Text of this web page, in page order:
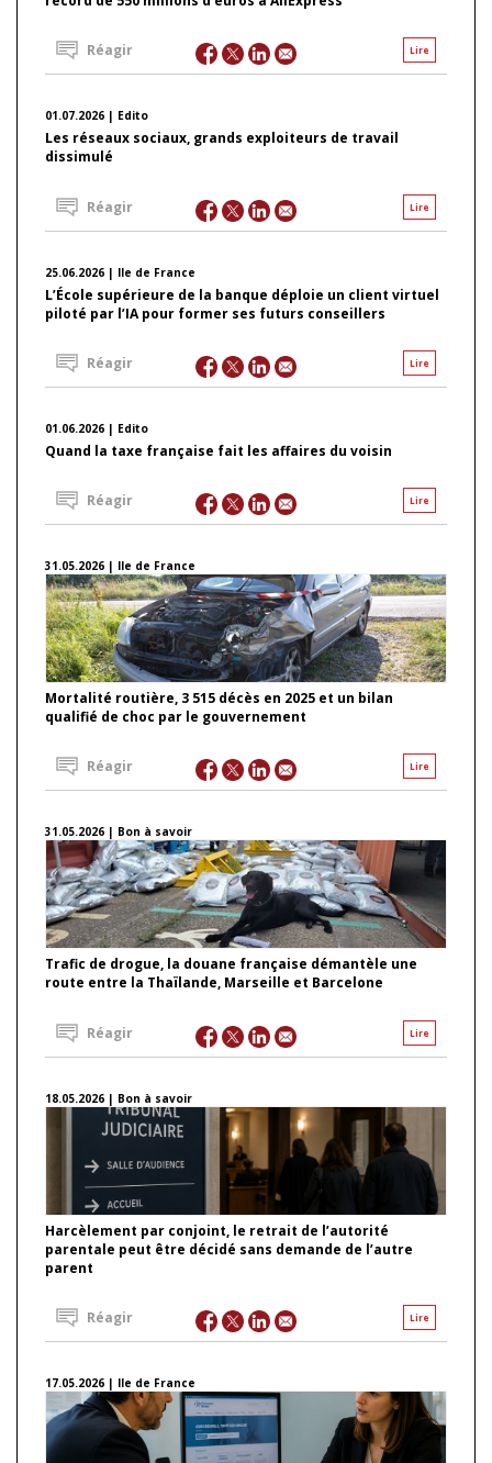
Lire
Réagir
01.07.2026 | Edito
Les réseaux sociaux, grands exploiteurs de travail
dissimulé
Lire
Réagir
25.06.2026 | Ile de France
L’École supérieure de la banque déploie un client virtuel
piloté par l’IA pour former ses futurs conseillers
Lire
Réagir
01.06.2026 | Edito
Quand la taxe française fait les affaires du voisin
Lire
Réagir
31.05.2026 | Ile de France
Mortalité routière, 3 515 décès en 2025 et un bilan
qualifié de choc par le gouvernement
Lire
Réagir
31.05.2026 | Bon à savoir
Trafic de drogue, la douane française démantèle une
route entre la Thaïlande, Marseille et Barcelone
Lire
Réagir
18.05.2026 | Bon à savoir
Harcèlement par conjoint, le retrait de l’autorité
parentale peut être décidé sans demande de l’autre
parent
Lire
Réagir
17.05.2026 | Ile de France